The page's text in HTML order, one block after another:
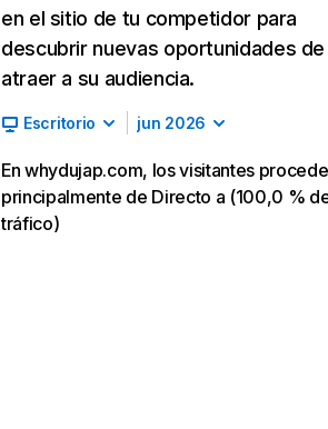
en el sitio de tu competidor para
descubrir nuevas oportunidades de
atraer a su audiencia.
Escritorio jun 2026
En whydujap.com, los visitantes
principalmente de Directo a (100,0 %
tráfico)